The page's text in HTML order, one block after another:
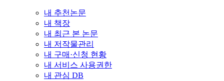
내 추천논문
내 책장
내 최근 본 논문
내 저작물관리
내 구매·신청 현황
내 서비스 사용권한
내 관심 DB